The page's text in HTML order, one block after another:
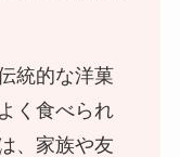
統的な洋菓
く食べられ
、家族や友